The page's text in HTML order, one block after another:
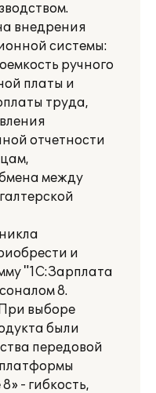
внедрения
системы:
ручного
платы и
труда,
отчетности
между
и
"1С:Зарплата
8.
выборе
были
передовой
- гибкость,